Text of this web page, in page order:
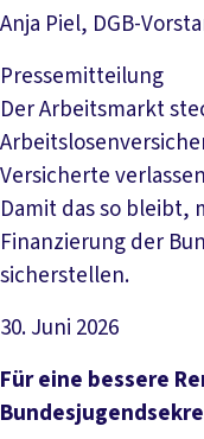
Anja Piel, DGB-
Pressemitteilung
Der Arbeitsmarkt
Versicherte
Damit das so bleibt,
Finanzierung der
sicherstellen.
30. Juni 2026
Artikel lesen
Für eine bessere